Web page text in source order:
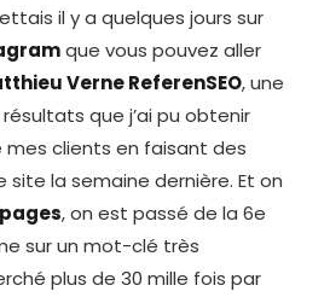
il y a quelques jours sur
que vous pouvez aller
Verne ReferenSEO, une
que j’ai pu obtenir
mes clients en faisant des
site la semaine dernière. Et on
, on est passé de la 6e
sur un mot-clé très
plus de 30 mille fois par